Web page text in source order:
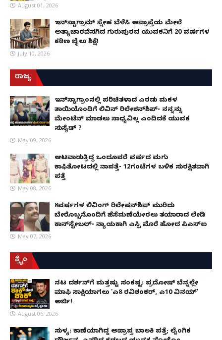
August 01, 2026
ಇನ್‌ಸ್ಟಾಗ್ರಾಮ್ ಸ್ನೇಹ ಬೆಳೆಸಿ ಅಪ್ರಾಪ್ತೆಯ ಮೇಲೆ
ಅತ್ಯಾಚಾರವೆಸಗಿದ ಗುರುಪುರದ ಯುವಕನಿಗೆ 20 ವರ್ಷಗಳ
ಕಠಿಣ ಜೈಲು ಶಿಕ್ಷೆ!
July 10, 2026
ರಾಜ್ಯ
ಇನ್​ಸ್ಟಾಗ್ರಾಂನಲ್ಲಿ ಪರಿಚಿತಳಾದ ಎರಡು ಮಕ್ಕಳ
ತಾಯಿಯೊಂದಿಗೆ ಲಿವಿನ್ ರಿಲೇಶನ್​ಶಿಪ್- ನನ್ನನ್ನು
ಮೇಂಟೆನ್ ಮಾಡಲು ಸಾಧ್ಯವಿಲ್ಲ ಎಂದಿದಕ್ಕೆ ಯುವಕ
ಸುಸೈಡ್ ?
May 09, 2026
ಆಟವಾಡುತ್ತಿದ್ದ ಒಂದೂವರೆ ವರ್ಷದ ಮಗು
ಕಾಫಿತೋಟದಲ್ಲಿ ನಾಪತ್ತೆ- 12ಗಂಟೆಗಳ ಬಳಿಕ ಸುರಕ್ಷಿತವಾಗಿ
ಪತ್ತೆ
May 08, 2026
8ವರ್ಷಗಳ ಲಿವಿಂಗ್‌ ರಿಲೇಷನ್‌ಶಿಪ್ ಮುರಿದು
ಬೇರೊಬ್ಬನೊಂದಿಗೆ ಹೆಸೆಮಣೆಯೇರಲು ತಯಾರಾದ ಲೇಡಿ
ಕಾನ್‌ಸ್ಟೇಬಲ್- ನ್ಯಾಯಕ್ಕಾಗಿ ಎಸ್ಪಿ ಮೊರೆ ಹೋದ ಪಿಎಸ್ಐ
May 07, 2026
ಕ್ರೈಂ
ನಟ ದರ್ಶನ್‌ಗೆ ಮತ್ತಷ್ಟು ಸಂಕಷ್ಟ: ಪ್ರದೋಷ್ ಬೆನ್ನಲ್ಲೇ
ಮಾಫಿ ಸಾಕ್ಷಿಯಾಗಲು 'ಎ8 ರವಿಶಂಕರ್, ಎ10 ವಿನಯ್'
ಅರ್ಜಿ!
August 06, 2026
ಸುಳ್ಯ: ಕಾಣೆಯಾಗಿದ್ದ ಅಪ್ರಾಪ್ತ ಬಾಲಕಿ ಪತ್ತೆ; ಲೈಂಗಿಕ